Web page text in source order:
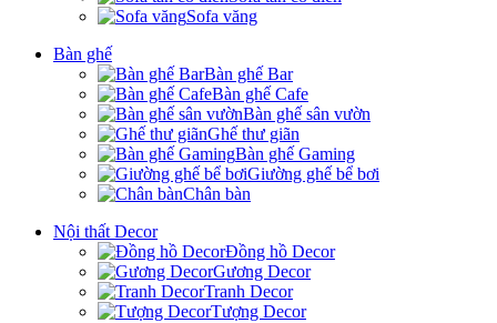
Sofa văng
Bàn ghế
Bàn ghế Bar
Bàn ghế Cafe
Bàn ghế sân vườn
Ghế thư giãn
Bàn ghế Gaming
Giường ghế bể bơi
Chân bàn
Nội thất Decor
Đồng hồ Decor
Gương Decor
Tranh Decor
Tượng Decor